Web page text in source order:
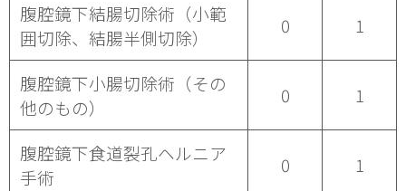
腹腔鏡下結腸切除術（小範
囲切除、結腸半側切除）
0 1
腹腔鏡下小腸切除術（その
他のもの）
0 1
腹腔鏡下食道裂孔ヘルニア
手術
0 1